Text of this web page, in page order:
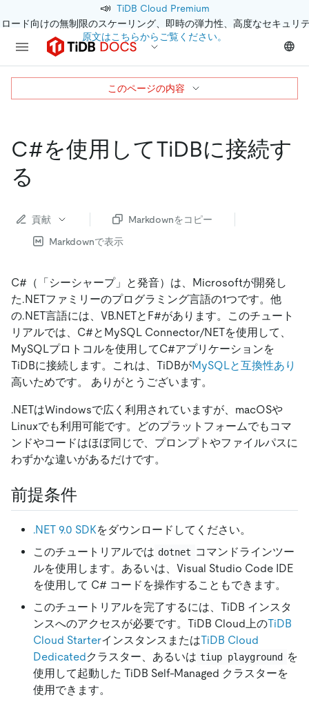
📣 TiDB Cloud Premium
ード向けの無制限のスケーリング、即時の弾力性、高度なセキュリ
原文はこちらからご覧ください。
C#を使用してTiDBに接続す
る
貢献
Markdownをコピー
Markdownで表示
C#（「シーシャープ」と発音）は、Microsoftが開発し
た.NETファミリーのプログラミング言語の1つです。他
の.NET言語には、VB.NETとF#があります。このチュート
リアルでは、C#とMySQL Connector/NETを使用して、
MySQLプロトコルを使用してC#アプリケーションを
TiDBに接続します。これは、TiDBがMySQLと互換性あり
高いためです。 ありがとうございます。
.NETはWindowsで広く利用されていますが、macOSや
Linuxでも利用可能です。どのプラットフォームでもコマ
ンドやコードはほぼ同じで、プロンプトやファイルパスに
わずかな違いがあるだけです。
前提条件
.NET 9.0 SDKをダウンロードしてください。
このチュートリアルでは dotnet コマンドラインツー
ルを使用します。あるいは、Visual Studio Code IDE
を使用して C# コードを操作することもできます。
このチュートリアルを完了するには、TiDB インスタ
ンスへのアクセスが必要です。TiDB Cloud上のTiDB
Cloud StarterインスタンスまたはTiDB Cloud
Dedicatedクラスター、あるいは tiup playground
を
使用して起動した TiDB Self-Managed クラスターを
使用できます。
このページの内容